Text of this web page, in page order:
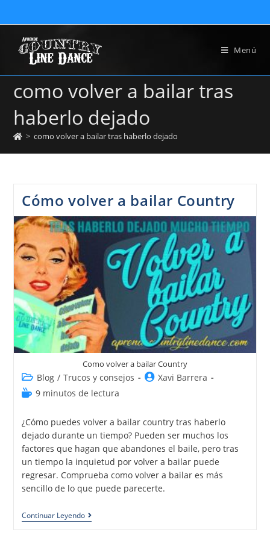
Menú
como volver a bailar tras
haberlo dejado
> como volver a bailar tras haberlo dejado
Cómo volver a bailar Country
Como volver a bailar Country
Blog / Trucos y consejos
Xavi Barrera
9 minutos de lectura
¿Cómo puedes volver a bailar country tras haberlo
dejado durante un tiempo? Pueden ser muchos los
factores que hagan que abandones el baile, pero tras
un tiempo la inquietud por volver a bailar puede
regresar. Comprueba como volver a bailar es más
sencillo de lo que puede parecerte.
Continuar Leyendo